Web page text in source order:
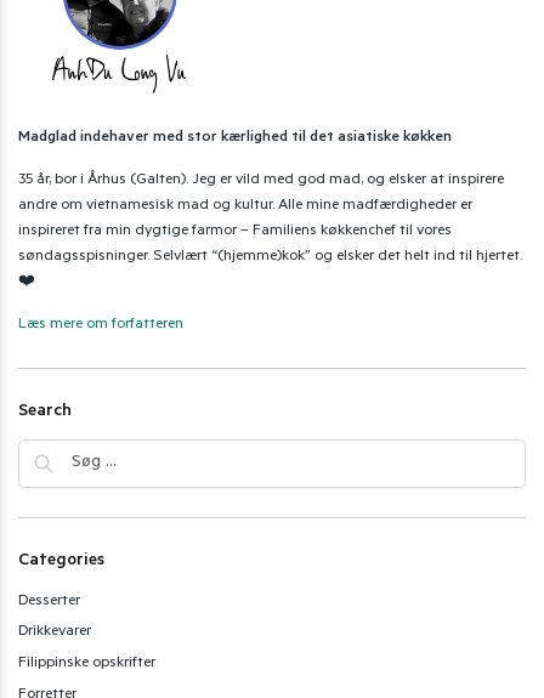
Madglad indehaver med stor kærlighed til det asiatiske køkken
35 år, bor i Århus (Galten). Jeg er vild med god mad, og elsker at inspirere
andre om vietnamesisk mad og kultur. Alle mine madfærdigheder er
inspireret fra min dygtige farmor – Familiens køkkenchef til vores
søndagsspisninger. Selvlært “(hjemme)kok” og elsker det helt ind til hjertet.
❤️
Læs mere om forfatteren
Search
Categories
Desserter
Drikkevarer
Filippinske opskrifter